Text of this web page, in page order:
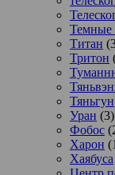
Темные
Титан
Тритон
Тяньгун
Уран (3)
Фобос
Харон
Хаябуса